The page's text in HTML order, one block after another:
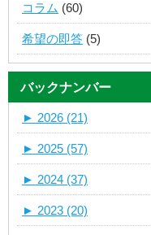
コラム (60)
希望の即答 (5)
バックナンバー
► 2026 (21)
► 2025 (57)
► 2024 (37)
► 2023 (20)